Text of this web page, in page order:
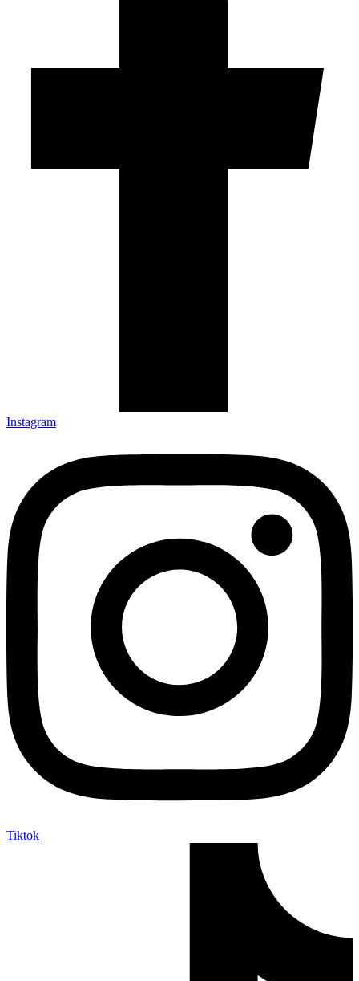
Instagram
Tiktok